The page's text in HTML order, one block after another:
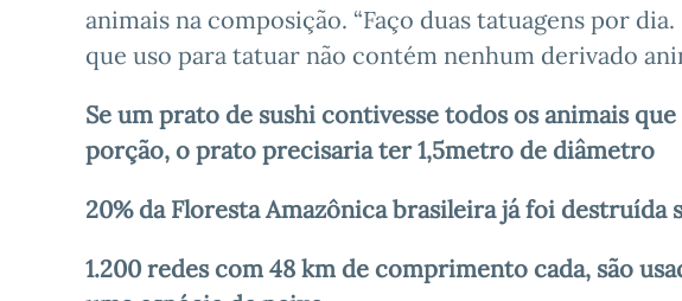
animais na composição. “Faço duas tatuagens por
que uso para tatuar não contém nenhum derivado
Se um prato de sushi contivesse todos os animais
porção, o prato precisaria ter 1,5metro de diâmetro
20% da Floresta Amazônica brasileira já foi destruída
1.200 redes com 48 km de comprimento cada, são